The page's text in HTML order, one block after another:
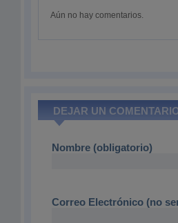
Aún no hay comentarios.
DEJAR UN
Nombre (obligatorio)
Correo Electrónico (no